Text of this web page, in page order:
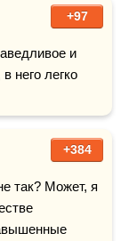
+97
и
него легко
+384
так? Может, я